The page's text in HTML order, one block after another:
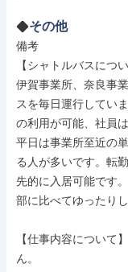
その他
備考
【シャトルバスについ
伊賀事業所、奈良事
スを毎日運行してい
の利用が可能、社員
平日は事業所至近の
る人が多いです。転
先的に入居可能です
部に比べてゆったり
【仕事内容について
ん。